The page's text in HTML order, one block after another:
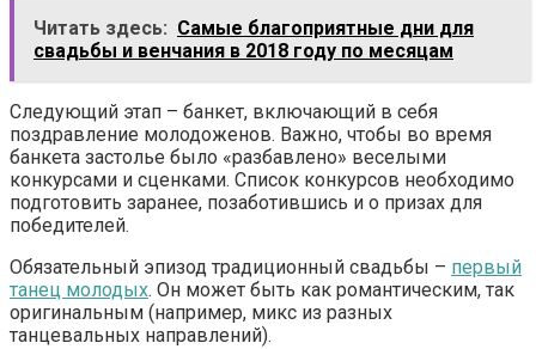
Читать здесь: Самые благоприятные дни для
свадьбы и венчания в 2018 году по месяцам
Следующий этап – банкет, включающий в себя
поздравление молодоженов. Важно, чтобы во время
банкета застолье было «разбавлено» веселыми
конкурсами и сценками. Список конкурсов необходимо
подготовить заранее, позаботившись и о призах для
победителей.
Обязательный эпизод традиционный свадьбы – первый
танец молодых. Он может быть как романтическим, так
оригинальным (например, микс из разных
танцевальных направлений).